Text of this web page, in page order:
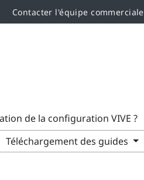
Contacter l'équipe commerciale
de la configuration VIVE ?
Téléchargement des guides